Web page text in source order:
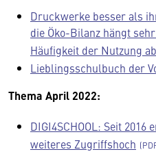
Druckwerke besser als
die Öko-Bilanz hängt
Häufigkeit der Nutzung ab
Lieblingsschulbuch der
Thema April 2022:
DIGI4SCHOOL: Seit
weiteres Zugriffshoch